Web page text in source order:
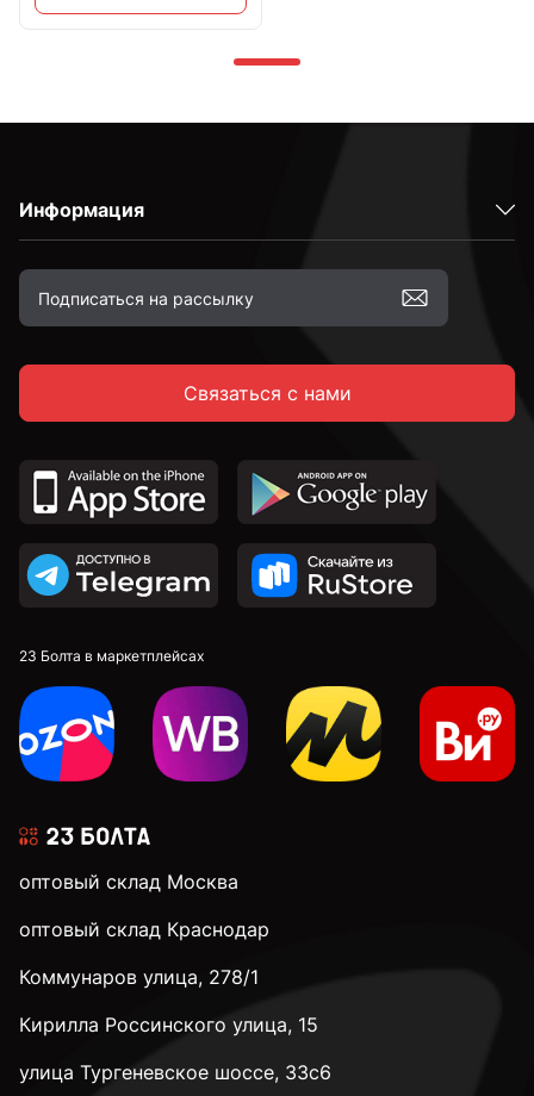
Информация
Связаться с нами
23 Болта в маркетплейсах
оптовый склад Москва
оптовый склад Краснодар
Коммунаров улица, 278/1
Кирилла Россинского улица, 15
улица Тургеневское шоссе, 33с6